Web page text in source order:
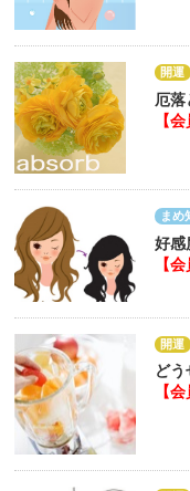
開運
厄落
【
まめ
好感
【
開運
ど
【